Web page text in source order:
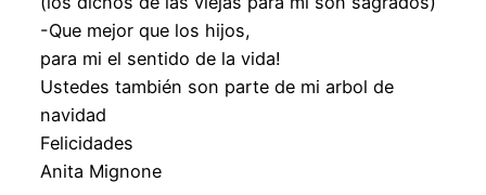
-Que mejor que los hijos,
para mi el sentido de la vida!
Ustedes también son parte de mi arbol de
navidad
Felicidades
Anita Mignone